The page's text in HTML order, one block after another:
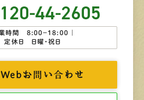
44-2605
時間 8:00−18:00 ｜
定休日 日曜・祝日
Web お問い合わせ